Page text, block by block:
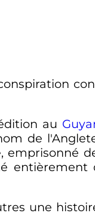
au
de
emprisonné
entièrement
une